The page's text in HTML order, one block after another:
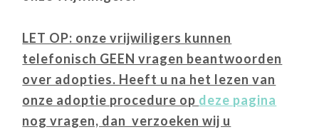
LET OP: onze vrijwiligers kunnen
telefonisch GEEN vragen beantwoorden
over adopties. Heeft u na het lezen van
onze adoptie procedure op deze pagina
nog vragen, dan verzoeken wij u